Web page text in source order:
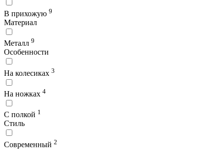
В прихожую 9
Материал
Металл 9
Особенности
На колесиках 3
На ножках 4
С полкой 1
Стиль
Современный 2